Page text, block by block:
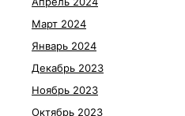
Март 2024
Январь 2024
Декабрь 2023
Ноябрь 2023
Октябрь 2023